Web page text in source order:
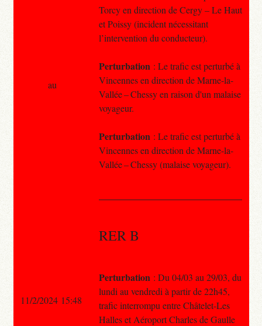
Torcy en direction de Cergy – Le Haut
et Poissy (incident nécessitant
l’intervention du conducteur).
Perturbation : Le trafic est perturbé à
Vincennes en direction de Marne-la-
Vallée – Chessy en raison d'un malaise
voyageur.
Perturbation : Le trafic est perturbé à
Vincennes en direction de Marne-la-
Vallée – Chessy (malaise voyageur).
RER B
Perturbation : Du 04/03 au 29/03, du
lundi au vendredi à partir de 22h45,
trafic interrompu entre Châtelet-Les
Halles et Aéroport Charles de Gaulle
au
11/2/2024 15:48